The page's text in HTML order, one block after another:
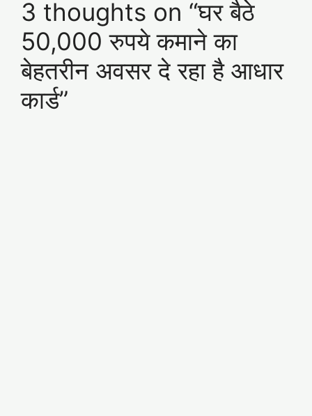
3 thoughts on “घर बैठे
50,000 रुपये कमाने का
बेहतरीन अवसर दे रहा है आधार
कार्ड”